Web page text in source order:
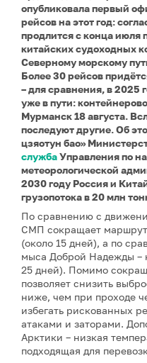
опубликовала первый
рейсов на этот год:
продлится с конца июля
китайских судоходных
Северному морскому
Более 30 рейсов
– для сравнения, в 2025
уже в пути:
Мурманск 18 августа.
последуют другие. Об
цзяотун бао»
службаУправления по
метеорологической
2030 году Россия и
грузопотока в 20 млн
По сравнению с
СМП сокращает
(около 15 дней), а по
мыса Доброй Надежды –
25 дней). Помимо
позволяет снизить
ниже, чем при проходе
избегать рискованных
атаками и заторами.
Арктики – низкая
подходящая для